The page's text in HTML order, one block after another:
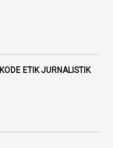
KODE ETIK JURNALISTIK